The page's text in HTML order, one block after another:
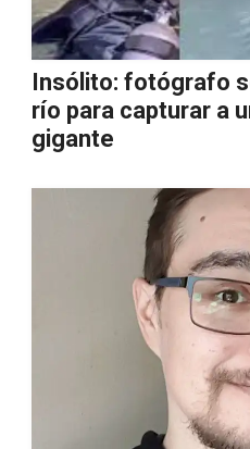
Insólito: fotógrafo
río para capturar a
gigante